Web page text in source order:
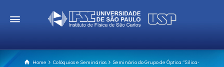
Home Colóquios e Seminários
Seminário do Grupo de Óptica: "Silica-